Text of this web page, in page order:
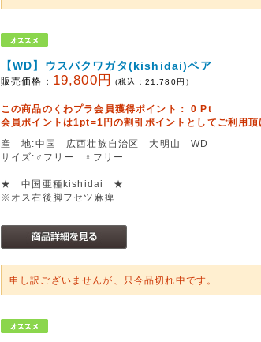
【WD】ウスバクワガタ(kishidai)ペア
販売価格： 19,800円 (税込： 21,780円）
この商品のくわプラ会員獲得ポイント：0 Pt
会員ポイントは1pt=1円の割引ポイントとしてご利用頂
産 地:中国 広西壮族自治区 大明山 WD
サイズ:♂フリー ♀フリー
★ 中国亜種kishidai ★
※オス右後脚フセツ麻痺
申し訳ございませんが、只今品切れ中です。